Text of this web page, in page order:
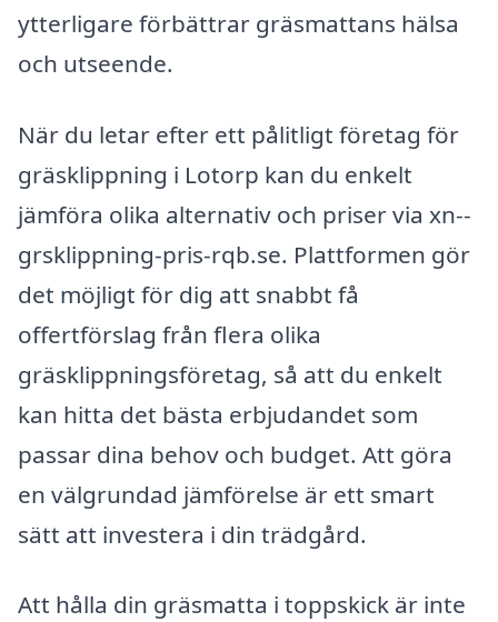
ytterligare förbättrar gräsmattans hälsa
och utseende.
När du letar efter ett pålitligt företag för
gräsklippning i Lotorp kan du enkelt
jämföra olika alternativ och priser via xn--
grsklippning-pris-rqb.se. Plattformen gör
det möjligt för dig att snabbt få
offertförslag från flera olika
gräsklippningsföretag, så att du enkelt
kan hitta det bästa erbjudandet som
passar dina behov och budget. Att göra
en välgrundad jämförelse är ett smart
sätt att investera i din trädgård.
Att hålla din gräsmatta i toppskick är inte